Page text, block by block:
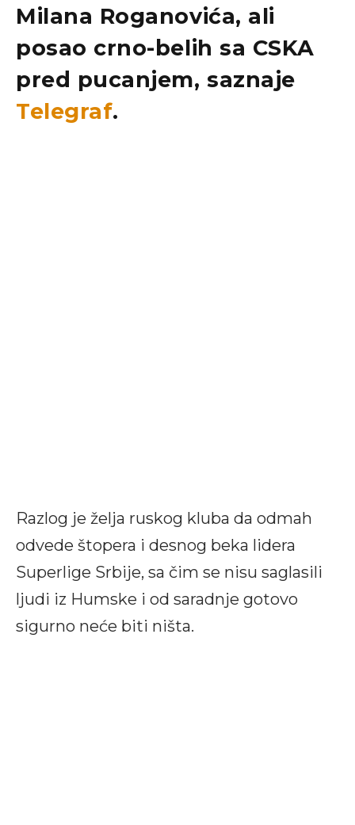
Milana Roganovića, ali
posao crno-belih sa CSKA
pred pucanjem, saznaje
Telegraf.
Razlog je želja ruskog kluba da odmah
odvede štopera i desnog beka lidera
Superlige Srbije, sa čim se nisu saglasili
ljudi iz Humske i od saradnje gotovo
sigurno neće biti ništa.